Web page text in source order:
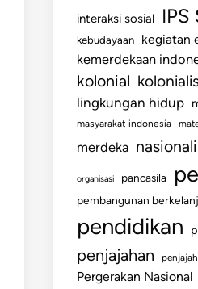
interaksi sosial IPS
kebudayaan
kegiatan
kemerdekaan
kolonial
lingkungan hidup
masyarakat indonesia
merdeka
organisasi pancasila
pembangunan
pendidikan
penjajahan
Pergerakan Nasional